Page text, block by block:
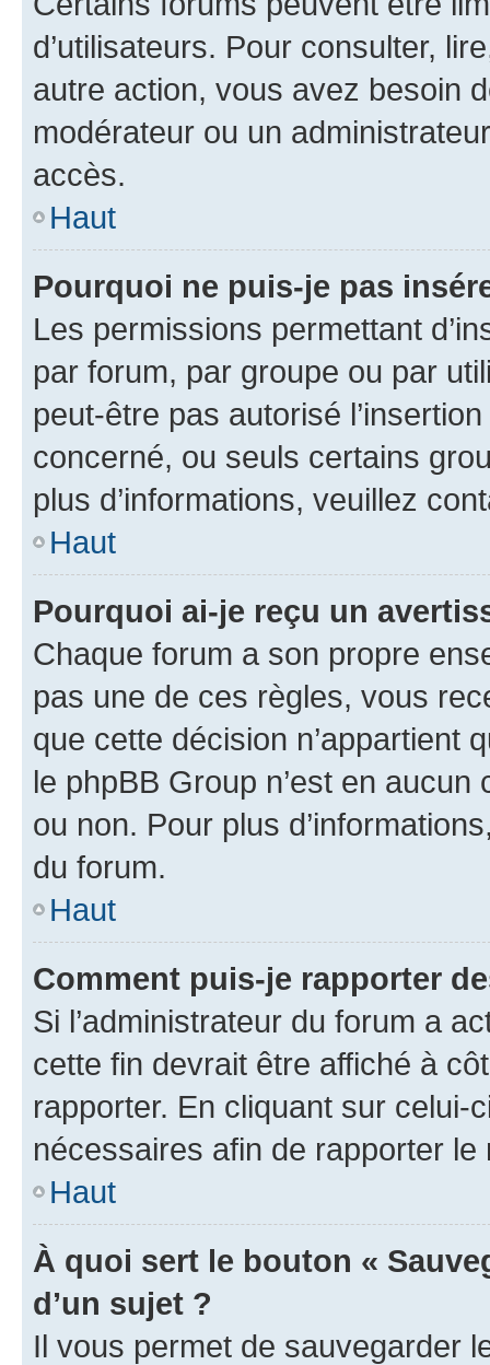
d’utilisateurs. Pour consulter,
autre action, vous avez besoin
modérateur ou un
accès.
Haut
Pourquoi ne puis-je pas
Les permissions permettant
par forum, par groupe ou par
peut-être pas autorisé
concerné, ou seuls certains
plus d’informations, veuillez
Haut
Pourquoi ai-je reçu un
Chaque forum a son propre
pas une de ces règles, vous
que cette décision n’appartient
le phpBB Group n’est en
ou non. Pour plus
du forum.
Haut
Comment puis-je rapporter
Si l’administrateur du forum a
cette fin devrait être affiché à
rapporter. En cliquant sur
nécessaires afin de rapporter le
Haut
À quoi sert le bouton «
d’un sujet ?
Il vous permet de sauvegarder